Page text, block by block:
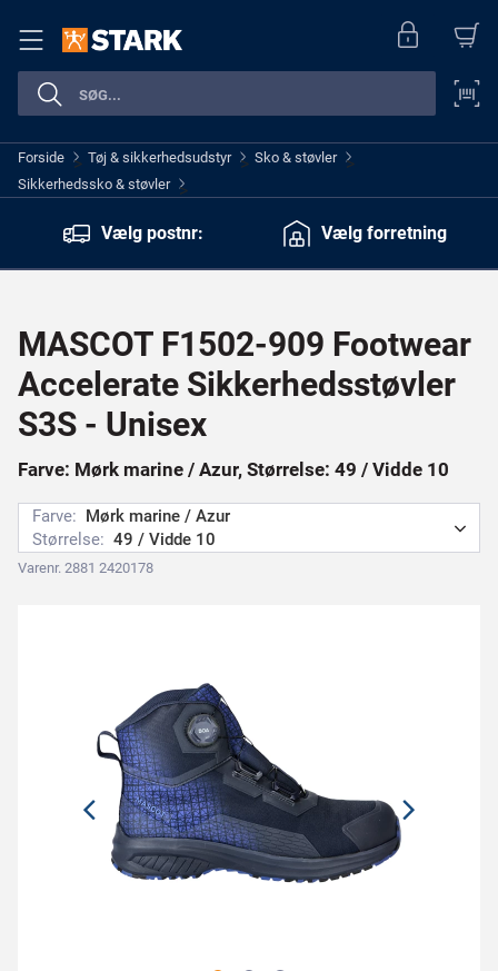
Forside > Tøj & sikkerhedsudstyr > Sko & støvler >
Sikkerhedssko & støvler >
Vælg postnr:
Vælg forretning
MASCOT F1502-909 Footwear
Accelerate Sikkerhedsstøvler
S3S - Unisex
Farve: Mørk marine / Azur, Størrelse: 49 / Vidde 10
Farve: Mørk marine / Azur
Størrelse: 49 / Vidde 10
Varenr. 2881 2420178